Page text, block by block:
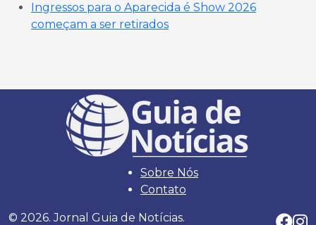
Ingressos para o Aparecida é Show 2026
começam a ser retirados
Sobre Nós
Contato
© 2026. Jornal Guia de Notícias.